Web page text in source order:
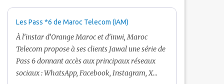
Les Pass *6 de Maroc Telecom (IAM)
À l’instar d’Orange Maroc et d’inwi, Maroc
Telecom propose à ses clients Jawal une série de
Pass 6 donnant accès aux principaux réseaux
sociaux : WhatsApp, Facebook, Instagram, X